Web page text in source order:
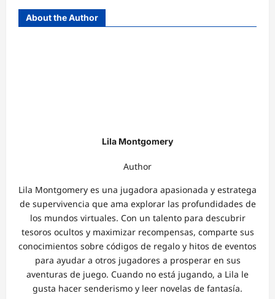
About the Author
Lila Montgomery
Author
Lila Montgomery es una jugadora apasionada y estratega
de supervivencia que ama explorar las profundidades de
los mundos virtuales. Con un talento para descubrir
tesoros ocultos y maximizar recompensas, comparte sus
conocimientos sobre códigos de regalo y hitos de eventos
para ayudar a otros jugadores a prosperar en sus
aventuras de juego. Cuando no está jugando, a Lila le
gusta hacer senderismo y leer novelas de fantasía.